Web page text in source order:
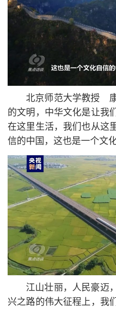
北京师范大学教授
的文明，中华文化是让我
在这里生活，我们也从这
信的中国，这也是一个文
江山壮丽，人民豪迈
兴之路的伟大征程上，我